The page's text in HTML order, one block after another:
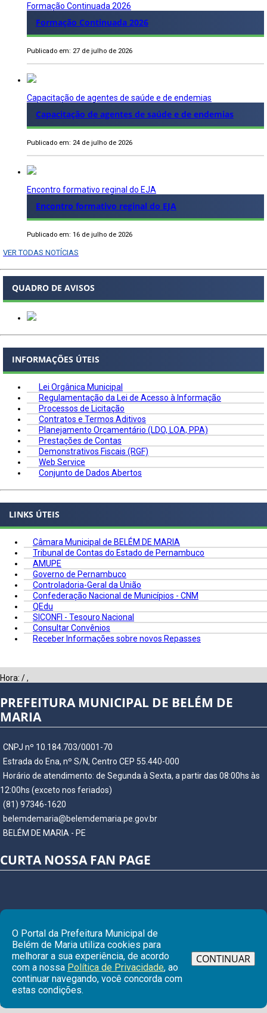
Formação Continuada 2026
Formação Continuada 2026
Publicado em: 27 de julho de 2026
Capacitação de agentes de saúde e de endemias
Capacitação de agentes de saúde e de endemias
Publicado em: 24 de julho de 2026
Encontro formativo reginal do EJA
Encontro formativo reginal do EJA
Publicado em: 16 de julho de 2026
VER TODAS NOTÍCIAS
QUADRO DE AVISOS
INFORMAÇÕES ÚTEIS
Lei Orgânica Municipal
Regulamentação da Lei de Acesso à Informação
Processos de Licitação
Contratos e Termos Aditivos
Planejamento Orçamentário (LDO, LOA, PPA)
Prestações de Contas
Demonstrativos Fiscais (RGF)
Web Service
Conjunto de Dados Abertos
LINKS ÚTEIS
Câmara Municipal de BELÉM DE MARIA
Tribunal de Contas do Estado de Pernambuco
AMUPE
Governo de Pernambuco
Controladoria-Geral da União
Confederação Nacional de Municípios - CNM
QEdu
SICONFI - Tesouro Nacional
Consultar Convênios
Receber Informações sobre novos Repasses
Hora: /,
PREFEITURA MUNICIPAL DE BELÉM DE
MARIA
CNPJ nº 10.184.703/0001-70
Estrada do Ena, nº S/N, Centro CEP 55.440-000
Horário de atendimento: de Segunda à Sexta, a partir das 08:00hs às
12:00hs (exceto nos feriados)
(81) 97346-1620
belemdemaria@belemdemaria.pe.gov.br
BELÉM DE MARIA - PE
CURTA NOSSA FAN PAGE
© Copyright 2026 Prefeitura Municipal de BELÉM DE MARIA | Todos os
direitos reservados
O Portal da Prefeitura Municipal de
Belém de Maria utiliza cookies para
melhorar a sua experiência, de acordo
com a nossa Política de Privacidade, ao
continuar navegando, você concorda com
estas condições.
CONTINUAR